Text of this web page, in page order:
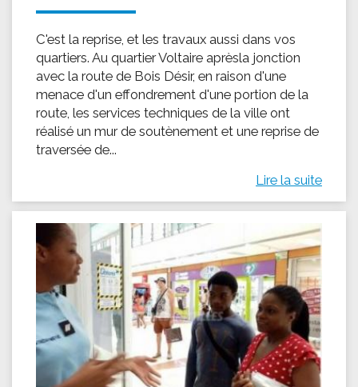
C'est la reprise, et les travaux aussi dans vos
quartiers. Au quartier Voltaire aprèsla jonction
avec la route de Bois Désir, en raison d'une
menace d'un effondrement d'une portion de la
route, les services techniques de la ville ont
réalisé un mur de soutènement et une reprise de
traversée de...
Lire la suite